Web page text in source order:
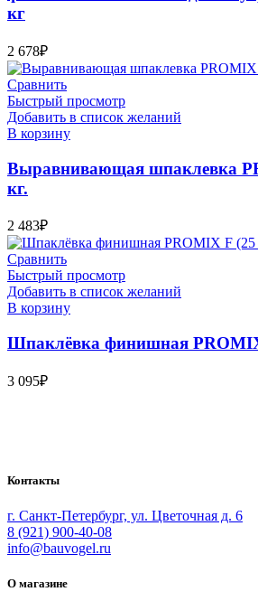
кг
2 678₽
Сравнить
Быстрый просмотр
Добавить в список желаний
В корзину
Выравнивающая шпаклевка
кг.
2 483₽
Сравнить
Быстрый просмотр
Добавить в список желаний
В корзину
Шпаклёвка финишная
3 095₽
Контакты
г. Санкт-Петербург, ул. Цветочная д. 6
8 (921) 900-40-08
info@bauvogel.ru
О магазине